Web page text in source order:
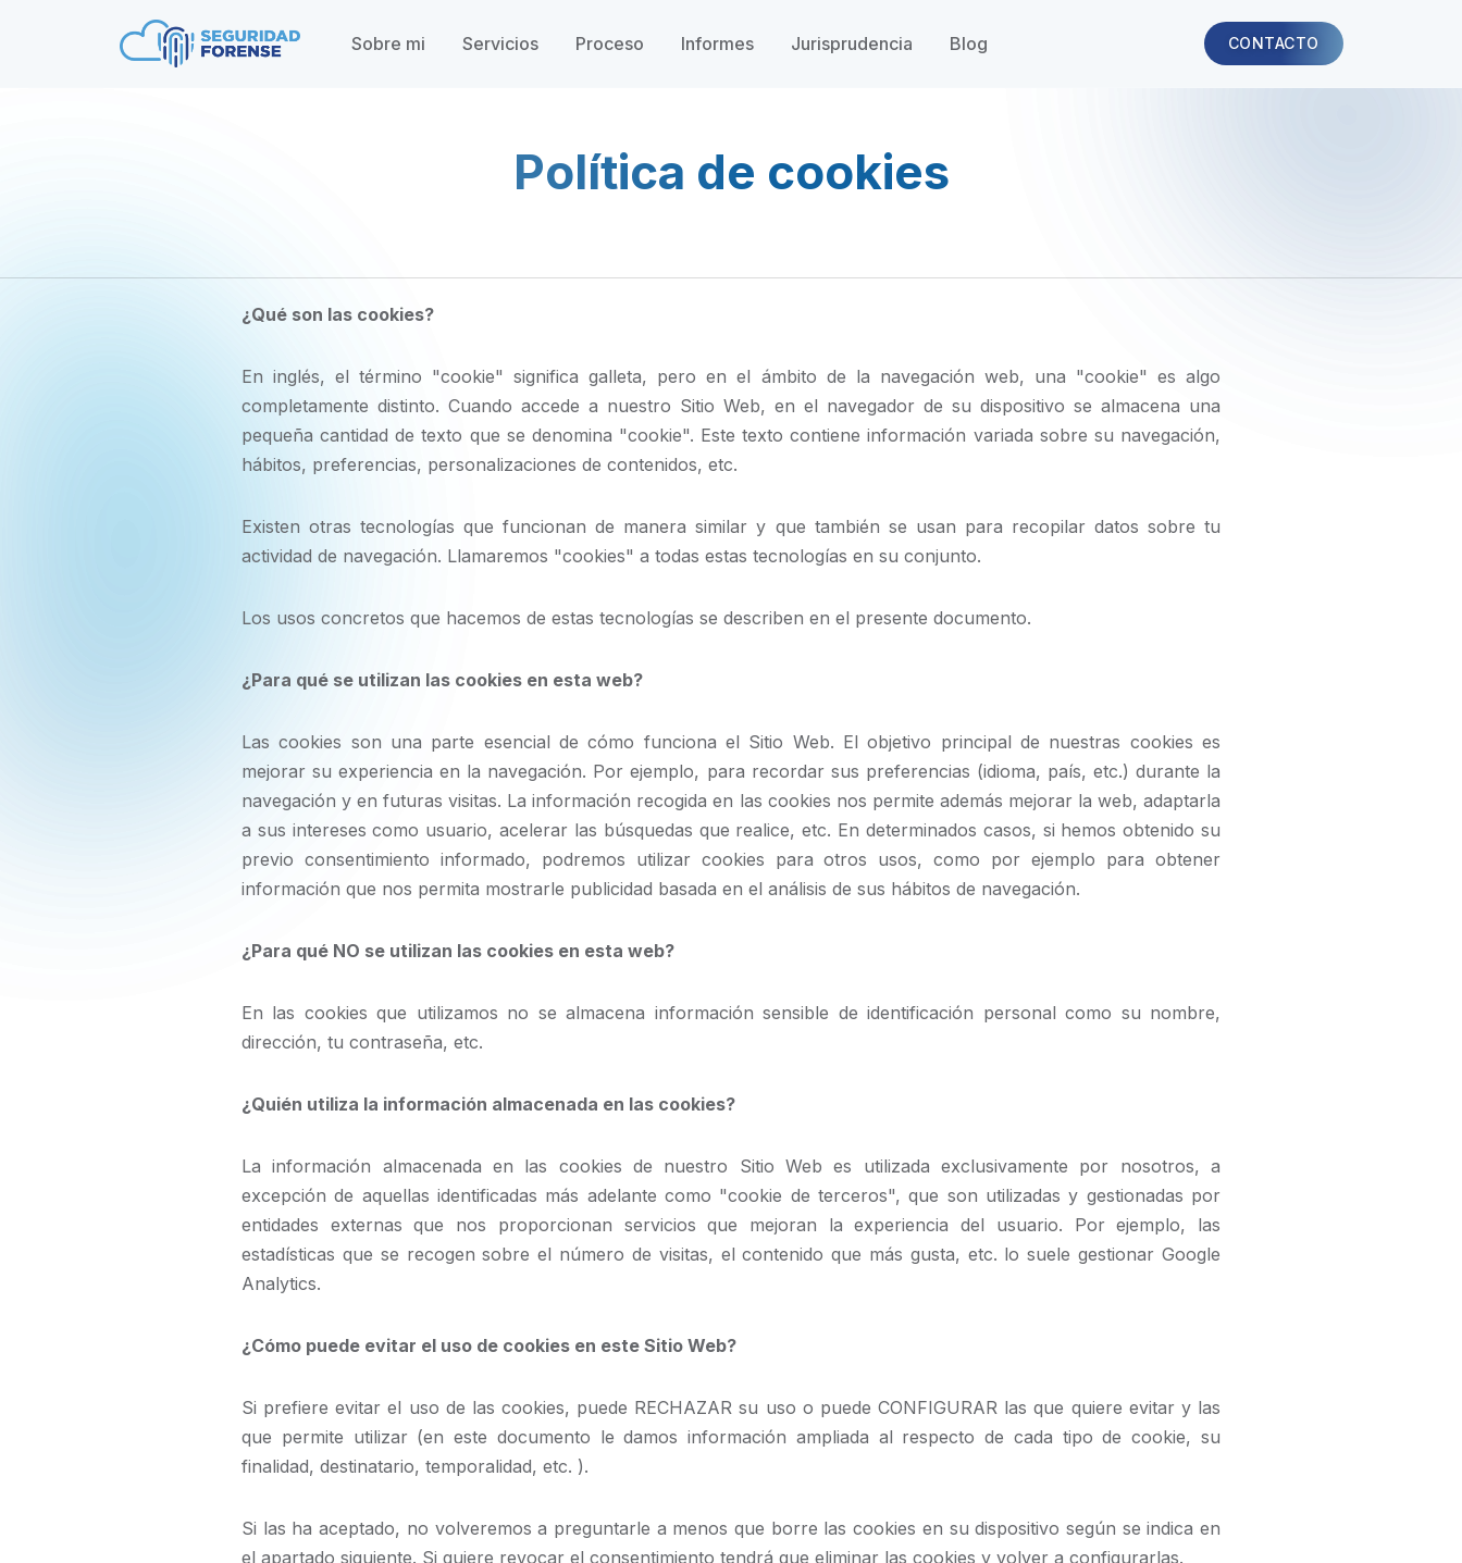
Sobre mi Servicios Proceso Informes Jurisprudencia Blog CONTACTO
Política de cookies
¿Qué son las cookies?
En inglés, el término "cookie" significa galleta, pero en el ámbito de la navegación web, una "cookie" es algo
completamente distinto. Cuando accede a nuestro Sitio Web, en el navegador de su dispositivo se almacena una
pequeña cantidad de texto que se denomina "cookie". Este texto contiene información variada sobre su navegación,
hábitos, preferencias, personalizaciones de contenidos, etc.
Existen otras tecnologías que funcionan de manera similar y que también se usan para recopilar datos sobre tu
actividad de navegación. Llamaremos "cookies" a todas estas tecnologías en su conjunto.
Los usos concretos que hacemos de estas tecnologías se describen en el presente documento.
¿Para qué se utilizan las cookies en esta web?
Las cookies son una parte esencial de cómo funciona el Sitio Web. El objetivo principal de nuestras cookies es
mejorar su experiencia en la navegación. Por ejemplo, para recordar sus preferencias (idioma, país, etc.) durante la
navegación y en futuras visitas. La información recogida en las cookies nos permite además mejorar la web, adaptarla
a sus intereses como usuario, acelerar las búsquedas que realice, etc. En determinados casos, si hemos obtenido su
previo consentimiento informado, podremos utilizar cookies para otros usos, como por ejemplo para obtener
información que nos permita mostrarle publicidad basada en el análisis de sus hábitos de navegación.
¿Para qué NO se utilizan las cookies en esta web?
En las cookies que utilizamos no se almacena información sensible de identificación personal como su nombre,
dirección, tu contraseña, etc.
¿Quién utiliza la información almacenada en las cookies?
La información almacenada en las cookies de nuestro Sitio Web es utilizada exclusivamente por nosotros, a
excepción de aquellas identificadas más adelante como "cookie de terceros", que son utilizadas y gestionadas por
entidades externas que nos proporcionan servicios que mejoran la experiencia del usuario. Por ejemplo, las
estadísticas que se recogen sobre el número de visitas, el contenido que más gusta, etc. lo suele gestionar Google
Analytics.
¿Cómo puede evitar el uso de cookies en este Sitio Web?
Si prefiere evitar el uso de las cookies, puede RECHAZAR su uso o puede CONFIGURAR las que quiere evitar y las
que permite utilizar (en este documento le damos información ampliada al respecto de cada tipo de cookie, su
finalidad, destinatario, temporalidad, etc. ).
Si las ha aceptado, no volveremos a preguntarle a menos que borre las cookies en su dispositivo según se indica en
el apartado siguiente. Si quiere revocar el consentimiento tendrá que eliminar las cookies y volver a configurarlas.